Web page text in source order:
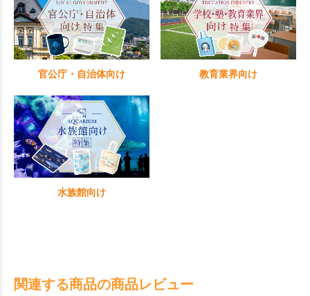
官公庁・自治体向け 教育業界向け
水族館向け
関連する商品の商品レビュー